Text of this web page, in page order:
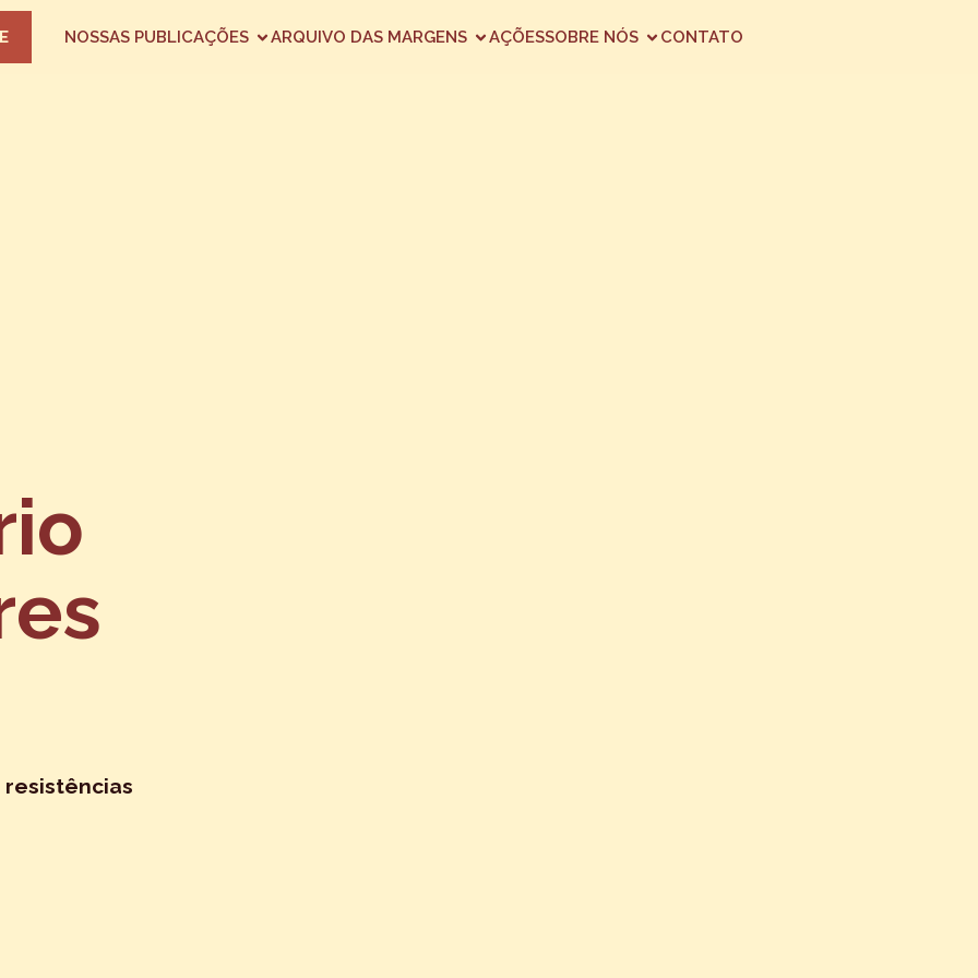
NOSSAS PUBLICAÇÕES ARQUIVO DAS MARGENS AÇÕESSOBRE NÓS CONTATO
resistências